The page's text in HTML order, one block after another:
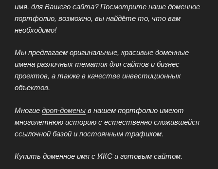
имя, для Вашего сайта? Посмотрите наше доменное
портфолио, возможно, вы найдёте то, что вам
необходимо!
Мы предлагаем оригинальные, красивые доменные
имена различных тематик для сайтов и бизнес
проектов, а также в качестве инвестиционных
объектов.
Многиедроп-доменыв нашем портфолио имеют
многолетнюю историю с естественно сложившейся
ссылочной базой и постоянным трафиком.
Купить доменное имя с ИКС и готовым сайтом.